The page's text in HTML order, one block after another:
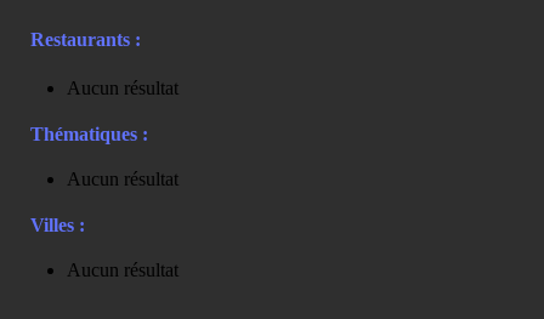
Restaurants :
Aucun résultat
Thématiques :
Aucun résultat
Villes :
Aucun résultat